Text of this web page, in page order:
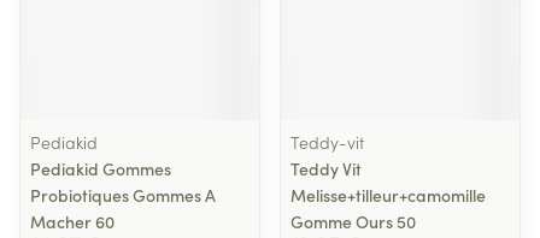
Pediakid
Pediakid Gommes
Probiotiques Gommes A
Macher 60
Teddy-vit
Teddy Vit
Melisse+tilleur+camomille
Gomme Ours 50